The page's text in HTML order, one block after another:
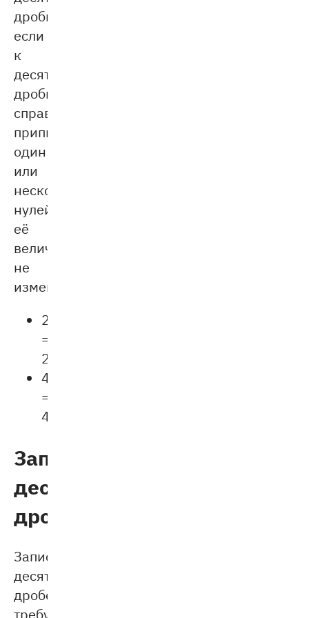
дроби:
если
к
десятичной
дроби
справа
приписать
один
или
несколько
нулей,
её
величина
не
изменится.
2,5
=
2,50.
4,075
=
4,0750.
Запись
десятичных
дробей
Запись
десятичных
дробей
требует